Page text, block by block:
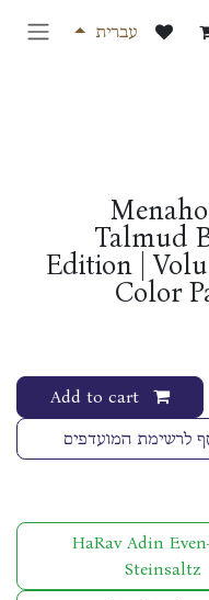
עברית
Talmud
Edition |
Color
לרשימת המועדפים
HaRav Adin
Steinsaltz